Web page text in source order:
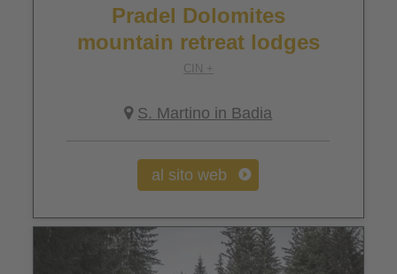
Pradel Dolomites
mountain retreat lodges
CIN +
S. Martino in Badia
al sito web